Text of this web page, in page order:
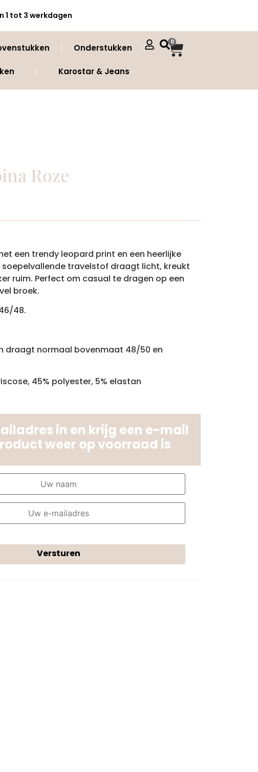
1 tot 3 werkdagen
Onderstukken
Karostar & Jeans
0
Roze
een trendy leopard print en een heerlijke
travelstof draagt licht, kreukt
ruim. Perfect om casual te dragen op een
broek.
48.
draagt normaal bovenmaat 48/50 en
45% polyester, 5% elastan
in en krijg een e-mail
weer op voorraad is
Versturen